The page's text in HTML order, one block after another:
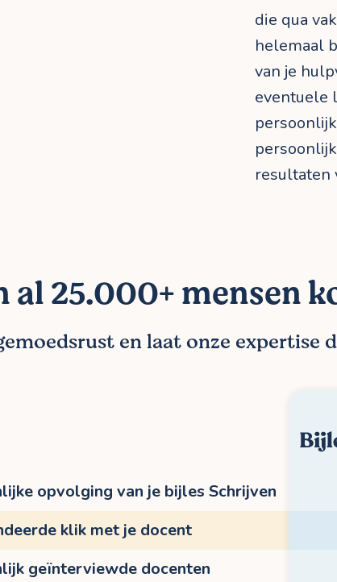
die qua
helemaal
van je
eventuele
resultaten
al 25.000+ mensen
en laat onze expertise
opvolging van je bijles Schrijven
klik met je docent
geïnterviewde docenten